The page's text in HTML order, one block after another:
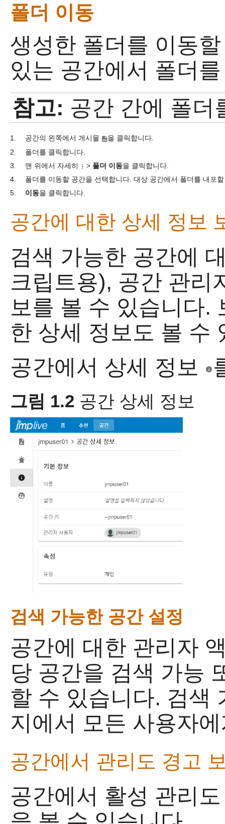
폴더 이동
생성한 폴더를 이동
있는 공간에서 폴더
참고: 공간 간에 폴더
1. 공간의 왼쪽에서 게시물
을 클릭합니다.
2.
폴더를 클릭합니다.
3.
맨 위에서 자세히 > 폴더 이동을 클릭합니다.
4.
폴더를 이동할 공간을 선택합니다. 대상 공간에서 폴더를 내포
5.
이동을 클릭합니다.
공간에 대한 상세 정보
검색 가능한 공간에
크립트용), 공간 관리
보를 볼 수 있습니다.
한 상세 정보도 볼 수
공간에서 상세 정보
그림 1.2 공간 상세 정보
검색 가능한 공간 설정
공간에 대한 관리자
당 공간을 검색 가능
할 수 있습니다. 검색
지에서 모든 사용자
공간에서 관리도 경고
공간에서 활성 관리